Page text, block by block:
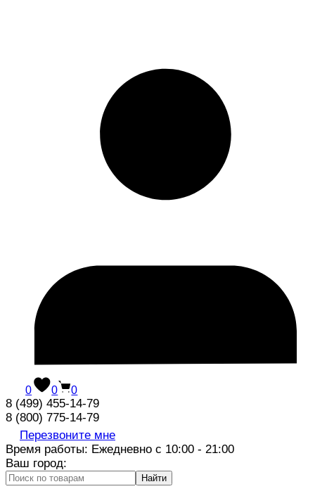
0 0 0
8 (499) 455-14-79
8 (800) 775-14-79
Перезвоните мне
Время работы: Ежедневно с 10:00 - 21:00
Ваш город:
Найти